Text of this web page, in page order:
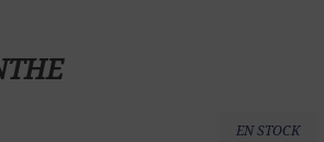
EN STOCK